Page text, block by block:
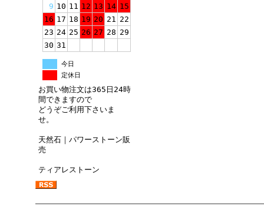
9 10 11 12 13 14 15
16 17 18 19 20 21 22
23 24 25 26 27 28 29
30 31
今日
定休日
お買い物注文は365日24時
間できますので
どうぞご利用下さいま
せ。
天然石｜パワーストーン販
売
ティアレストーン